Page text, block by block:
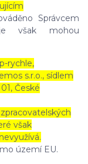
Správcem
však mohou
rychle,
s.r.o., sídlem
České
však
území EU.